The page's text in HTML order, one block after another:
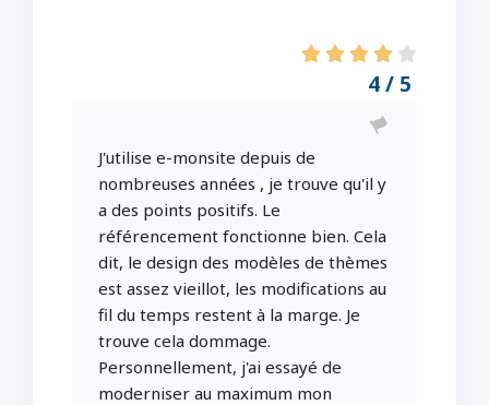
4 / 5
J'utilise e-monsite depuis de
nombreuses années , je trouve qu'il y
a des points positifs. Le
référencement fonctionne bien. Cela
dit, le design des modèles de thèmes
est assez vieillot, les modifications au
fil du temps restent à la marge. Je
trouve cela dommage.
Personnellement, j'ai essayé de
moderniser au maximum mon